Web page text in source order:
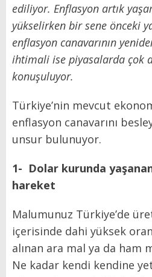
ediliyor. Enflasyon artık
yükselirken bir sene önceki
enflasyon canavarının
ihtimali ise piyasalarda çok
konuşuluyor.
Türkiye’nin mevcut
enflasyon canavarını
unsur bulunuyor.
1- Dolar kurunda
hareket
Malumunuz Türkiye’de
içerisinde dahi yüksek
alınan ara mal ya da ham
Ne kadar kendi kendine